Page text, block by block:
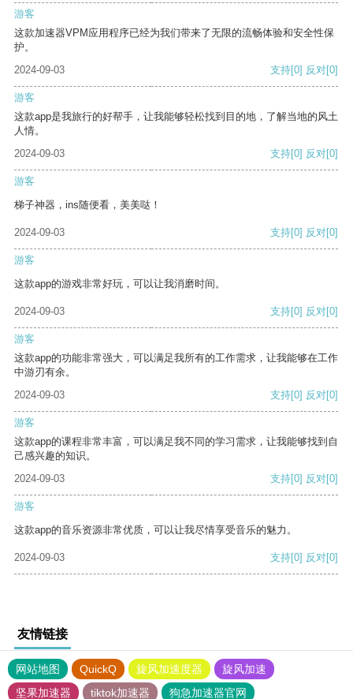
游客
这款加速器VPM应用程序已经为我们带来了无限的流畅体验和安全性保
护。
2024-09-03
支持[0] 反对[0]
游客
这款app是我旅行的好帮手，让我能够轻松找到目的地，了解当地的风土
人情。
2024-09-03
支持[0] 反对[0]
游客
梯子神器，ins随便看，美美哒！
2024-09-03 支持[0] 反对[0]
游客
这款app的游戏非常好玩，可以让我消磨时间。
2024-09-03 支持[0] 反对[0]
游客
这款app的功能非常强大，可以满足我所有的工作需求，让我能够在工作
中游刃有余。
2024-09-03
支持[0] 反对[0]
游客
这款app的课程非常丰富，可以满足我不同的学习需求，让我能够找到自
己感兴趣的知识。
2024-09-03
支持[0] 反对[0]
游客
这款app的音乐资源非常优质，可以让我尽情享受音乐的魅力。
2024-09-03 支持[0] 反对[0]
友情链接
网站地图 QuickQ 旋风加速度器
旋风加速
坚果加速器
tiktok加速器 狗急加速器官网